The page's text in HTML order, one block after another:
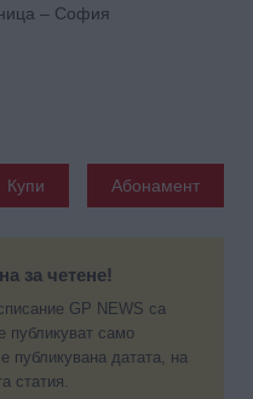
– София
Купи Абонамент
за четене!
GP NEWS са
публикуват само
публикувана датата, на
статия.